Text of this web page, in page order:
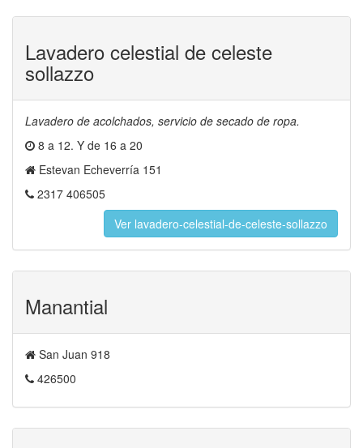
Lavadero celestial de celeste
sollazzo
Lavadero de acolchados, servicio de secado de ropa.
8 a 12. Y de 16 a 20
Estevan Echeverría 151
2317 406505
Ver lavadero-celestial-de-celeste-sollazzo
Manantial
San Juan 918
426500